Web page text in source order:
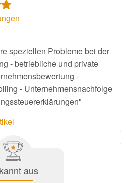
speziellen Probleme bei der
- betriebliche und private
-
- Unternehmensnachfolge
aus